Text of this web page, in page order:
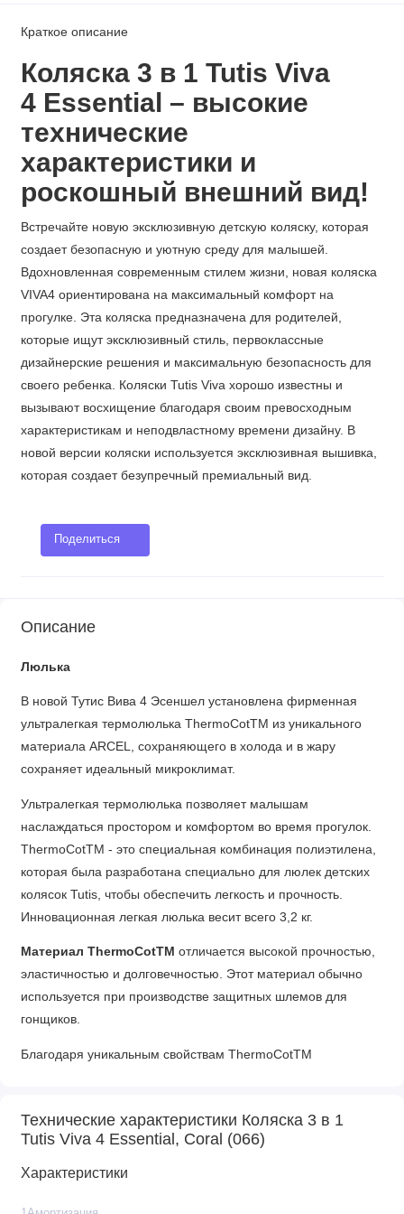
Краткое описание
Коляска 3 в 1 Tutis Viva
4 Essential – высокие
технические
характеристики и
роскошный внешний вид!
Встречайте новую эксклюзивную детскую коляску, которая
создает безопасную и уютную среду для малышей.
Вдохновленная современным стилем жизни, новая коляска
VIVA4 ориентирована на максимальный комфорт на
прогулке. Эта коляска предназначена для родителей,
которые ищут эксклюзивный стиль, первоклассные
дизайнерские решения и максимальную безопасность для
своего ребенка. Коляски Tutis Viva хорошо известны и
вызывают восхищение благодаря своим превосходным
характеристикам и неподвластному времени дизайну. В
новой версии коляски используется эксклюзивная вышивка,
которая создает безупречный премиальный вид.
Поделиться
Описание
Люлька
В новой Тутис Вива 4 Эсеншел установлена фирменная
ультралегкая термолюлька ThermoCotTM из уникального
материала ARCEL, сохраняющего в холода и в жару
сохраняет идеальный микроклимат.
Ультралегкая термолюлька позволяет малышам
наслаждаться простором и комфортом во время прогулок.
ThermoCotTM - это специальная комбинация полиэтилена,
которая была разработана специально для люлек детских
колясок Tutis, чтобы обеспечить легкость и прочность.
Инновационная легкая люлька весит всего 3,2 кг.
Материал ThermoCotTM отличается высокой прочностью,
эластичностью и долговечностью. Этот материал обычно
используется при производстве защитных шлемов для
гонщиков.
Благодаря уникальным свойствам ThermoCotTM
ребенку как в холодную, так и в жаркую погоду.
назойливых солнечных лучей или непогоды. Материал
Технические характеристики Коляска 3 в 1
Tutis Viva 4 Essential, Coral (066)
Характеристики